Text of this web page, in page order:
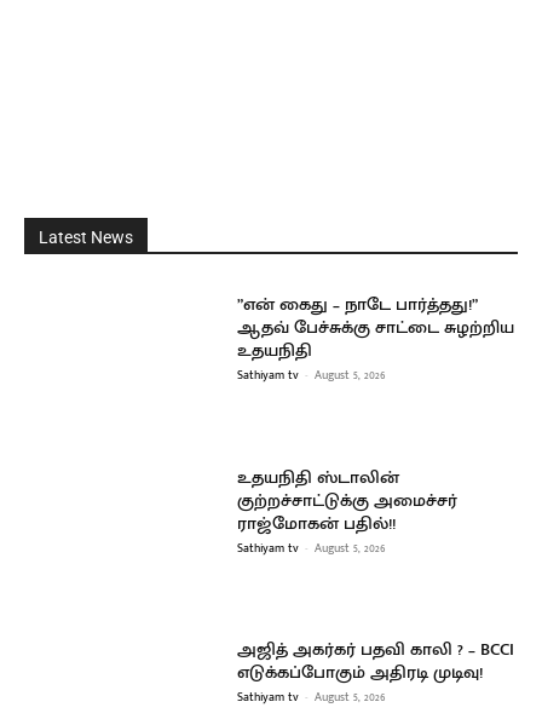
Latest News
”என் கைது – நாடே பார்த்தது!”
ஆதவ் பேச்சுக்கு சாட்டை சுழற்றிய
உதயநிதி
Sathiyam tv - August 5, 2026
உதயநிதி ஸ்டாலின்
குற்றச்சாட்டுக்கு அமைச்சர்
ராஜ்மோகன் பதில்!!
Sathiyam tv - August 5, 2026
அஜித் அகர்கர் பதவி காலி ? – BCCI
எடுக்கப்போகும் அதிரடி முடிவு!
Sathiyam tv - August 5, 2026